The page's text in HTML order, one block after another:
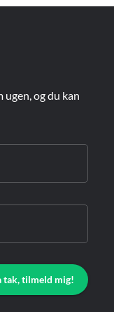
og du kan
tak, tilmeld mig!